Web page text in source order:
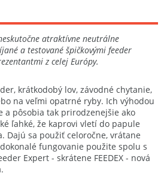
atraktívne neutrálne
a testované špičkovými feeder
z celej Európy.
krátkodobý lov, závodné chytanie,
na veľmi opatrné ryby. Ich výhodou
a pôsobia tak prirodzenejšie ako
ľahké, že kaprovi vletí do papule
Dajú sa použiť celoročne, vrátane
fungovanie použite spolu s
Expert - skrátene FEEDEX - nová